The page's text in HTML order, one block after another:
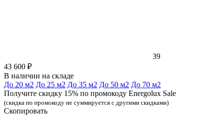
39
43 600 ₽
В наличии на складе
До 20 м2 До 25 м2 До 35 м2 До 50 м2 До 70 м2
Получите скидку 15% по промокоду Energolux Sale
(скидка по промокоду не суммируется с другими скидками)
Скопировать